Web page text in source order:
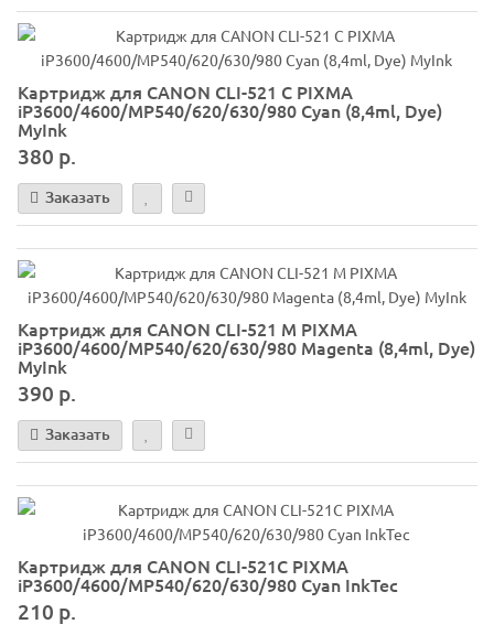
Картридж для CANON CLI-521 C PIXMA
iP3600/4600/MP540/620/630/980 Cyan (8,4ml, Dye)
MyInk
380 р.
Заказать
Картридж для CANON CLI-521 M PIXMA
iP3600/4600/MP540/620/630/980 Magenta (8,4ml, Dye)
MyInk
390 р.
Заказать
Картридж для CANON CLI-521C PIXMA
iP3600/4600/MP540/620/630/980 Cyan InkTec
210 р.